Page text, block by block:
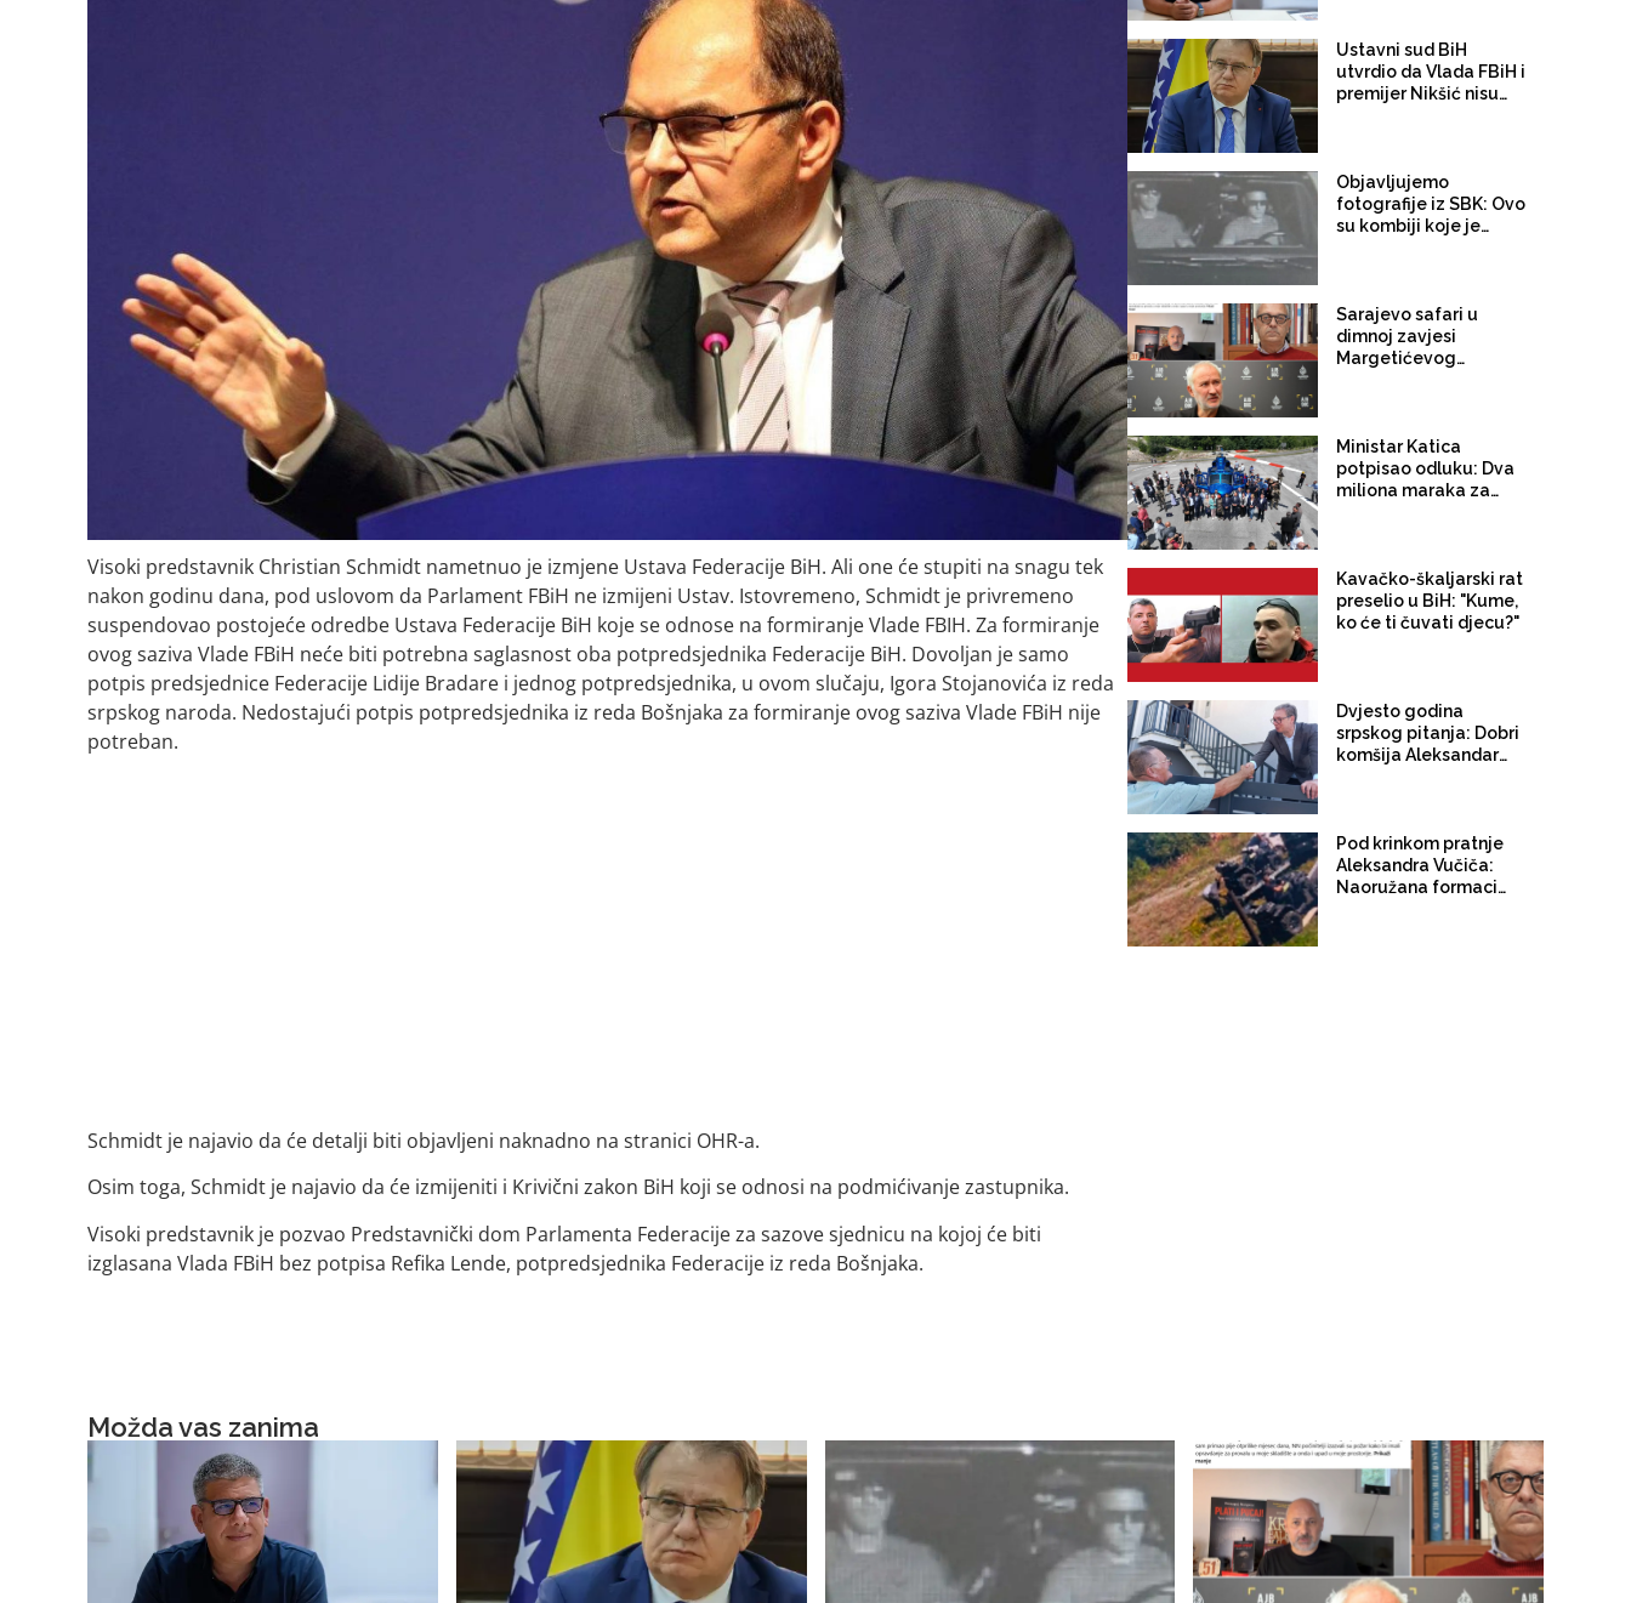
Visoki predstavnik Christian Schmidt nametnuo je izmjene Ustava Federacije BiH. Ali one će stupiti na snagu tek
nakon godinu dana, pod uslovom da Parlament FBiH ne izmijeni Ustav. Istovremeno, Schmidt je privremeno
suspendovao postojeće odredbe Ustava Federacije BiH koje se odnose na formiranje Vlade FBIH. Za formiranje
ovog saziva Vlade FBiH neće biti potrebna saglasnost oba potpredsjednika Federacije BiH. Dovoljan je samo
potpis predsjednice Federacije Lidije Bradare i jednog potpredsjednika, u ovom slučaju, Igora Stojanovića iz reda
srpskog naroda. Nedostajući potpis potpredsjednika iz reda Bošnjaka za formiranje ovog saziva Vlade FBiH nije
potreban.
Schmidt je najavio da će detalji biti objavljeni naknadno na stranici OHR-a.
Osim toga, Schmidt je najavio da će izmijeniti i Krivični zakon BiH koji se odnosi na podmićivanje zastupnika.
Visoki predstavnik je pozvao Predstavnički dom Parlamenta Federacije za sazove sjednicu na kojoj će biti
izglasana Vlada FBiH bez potpisa Refika Lende, potpredsjednika Federacije iz reda Bošnjaka.
trgovinu strujom
Ustavni sud BiH
utvrdio da Vlada FBiH i
premijer Nikšić nisu
Tužilaštvo
Objavljujemo
fotografije iz SBK: Ovo
su kombiji koje je
Bugojnu!
Sarajevo safari u
dimnoj zavjesi
Margetićevog
konkretnih dokaza
Ministar Katica
potpisao odluku: Dva
miliona maraka za
Kavačko-škaljarski rat
preselio u BiH: "Kume,
ko će ti čuvati djecu?"
Dvjesto godina
srpskog pitanja: Dobri
komšija Aleksandar
Pod krinkom pratnje
Aleksandra Vučiča:
Naoružana formacija
Možda vas zanima